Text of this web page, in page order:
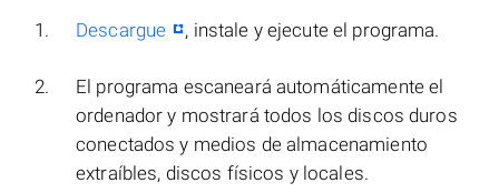
Descargue , instale y ejecute el programa.
El programa escaneará automáticamente el
ordenador y mostrará todos los discos duros
conectados y medios de almacenamiento
extraíbles, discos físicos y locales.